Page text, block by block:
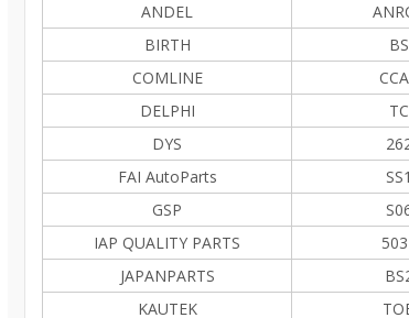
ANDEL
BIRTH
COMLINE
DELPHI
DYS
FAI AutoParts
GSP
IAP QUALITY PARTS
JAPANPARTS
KAUTEK